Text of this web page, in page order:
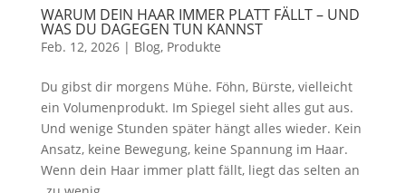
WARUM DEIN HAAR IMMER PLATT FÄLLT – UND
WAS DU DAGEGEN TUN KANNST
Feb. 12, 2026| Blog, Produkte
Du gibst dir morgens Mühe. Föhn, Bürste, vielleicht
ein Volumenprodukt. Im Spiegel sieht alles gut aus.
Und wenige Stunden später hängt alles wieder. Kein
Ansatz, keine Bewegung, keine Spannung im Haar.
Wenn dein Haar immer platt fällt, liegt das selten an